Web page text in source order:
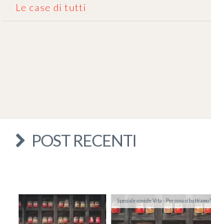
Le case di tutti
POST RECENTI
Speciale covid e Vita - Per cosa ci battiamo?